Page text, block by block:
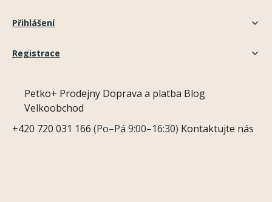
Přihlášení
Registrace
Petko+ Prodejny Doprava a platba Blog
Velkoobchod
+420 720 031 166 (Po–Pá 9:00–16:30) Kontaktujte nás